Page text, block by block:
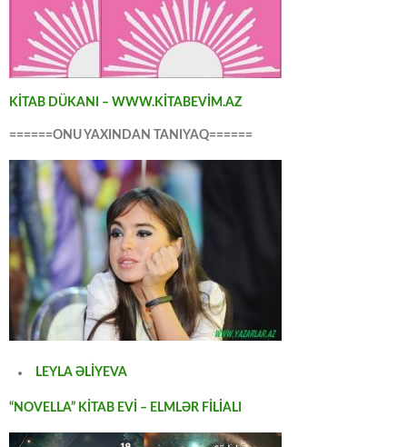
KİTAB DÜKANI – WWW.KİTABEVİM.AZ
======ONU YAXINDAN TANIYAQ======
LEYLA ƏLİYEVA
“NOVELLA” KİTAB EVİ – ELMLƏR FİLİALI